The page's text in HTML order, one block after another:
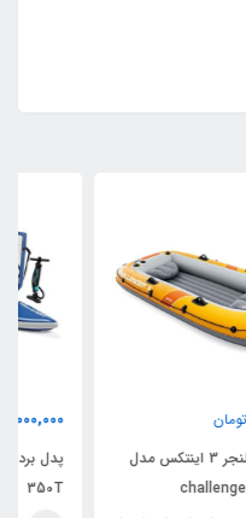
88,000,000
پدل برد بادی اینتکس سری آکواپرو
350T